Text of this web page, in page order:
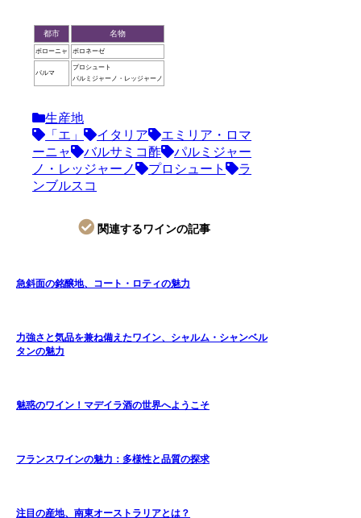
都市 名物
ボローニャ ボロネーゼ
パルマ
プロシュート
パルミジャーノ・レッジャーノ
生産地
「エ」
イタリア
エミリア・ロマ
ーニャ
バルサミコ酢
パルミジャー
ノ・レッジャーノ
プロシュート
ラ
ンブルスコ
関連するワインの記事
急斜面の銘醸地、コート・ロティの魅力
力強さと気品を兼ね備えたワイン、シャルム・シャンベル
タンの魅力
魅惑のワイン！マデイラ酒の世界へようこそ
フランスワインの魅力：多様性と品質の探求
注目の産地、南東オーストラリアとは？